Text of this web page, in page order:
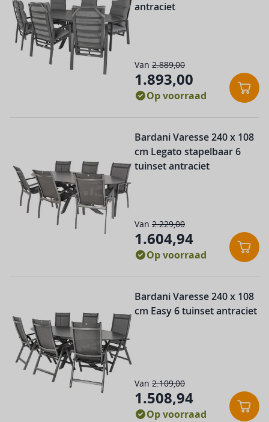
Jeu de boules
Korfbalschoenen
Sport accessoires
Wintersport
Zonnebrillen
Afmetingen tafel l x b x h :
260 x 105 x 74 cm
Leuninghoogte in cm
Textileen
SKU:
183379
antraciet
Van 2.889,00
1.893,00
Op voorraad
Bardani Varesse 240 x 108
cm Legato stapelbaar 6
tuinset antraciet
De prijs is afhankelijk van de
Van 2.229,00
1.604,94
Op voorraad
Bardani Varesse 240 x 108
cm Easy 6 tuinset antraciet
De prijs is afhankelijk van de
Van 2.109,00
1.508,94
Op voorraad